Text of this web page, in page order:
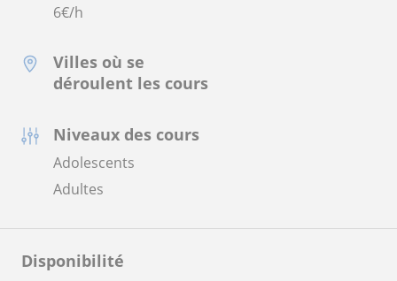
6€/h
Villes où se
déroulent les cours
Niveaux des cours
Adolescents
Adultes
Disponibilité